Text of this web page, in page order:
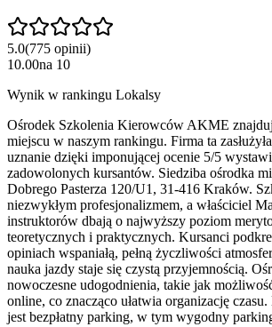
5.0(775 opinii)
10.00na 10
Wynik w rankingu Lokalsy
Ośrodek Szkolenia Kierowców AKME
miejscu w naszym rankingu. Firma ta
uznanie dzięki imponującej ocenie 5/5
zadowolonych kursantów. Siedziba ośrodka
Dobrego Pasterza 120/U1, 31-416 Kraków.
niezwykłym profesjonalizmem, a właściciel
instruktorów dbają o najwyższy poziom
teoretycznych i praktycznych. Kursanci
opiniach wspaniałą, pełną życzliwości
nauka jazdy staje się czystą przyjemnością.
nowoczesne udogodnienia, takie jak
online, co znacząco ułatwia organizację
jest bezpłatny parking, w tym wygodny